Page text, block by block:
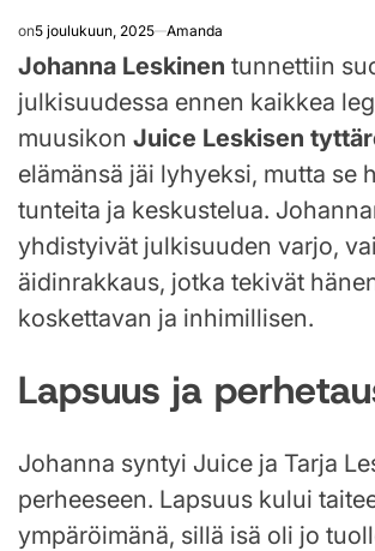
on5 joulukuun, 2025 Amanda
Johanna Leskinen tunnettiin
julkisuudessa ennen kaikkea
muusikon Juice Leskisen
elämänsä jäi lyhyeksi, mutta se
tunteita ja keskustelua.
yhdistyivät julkisuuden varjo,
äidinrakkaus, jotka tekivät
koskettavan ja inhimillisen.
Lapsuus ja
Johanna syntyi Juice ja Tarja
perheeseen. Lapsuus kului
ympäröimänä, sillä isä oli jo